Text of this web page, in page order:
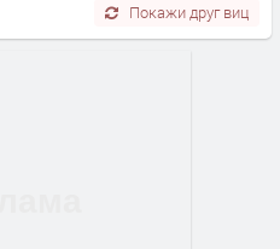
Покажи друг виц